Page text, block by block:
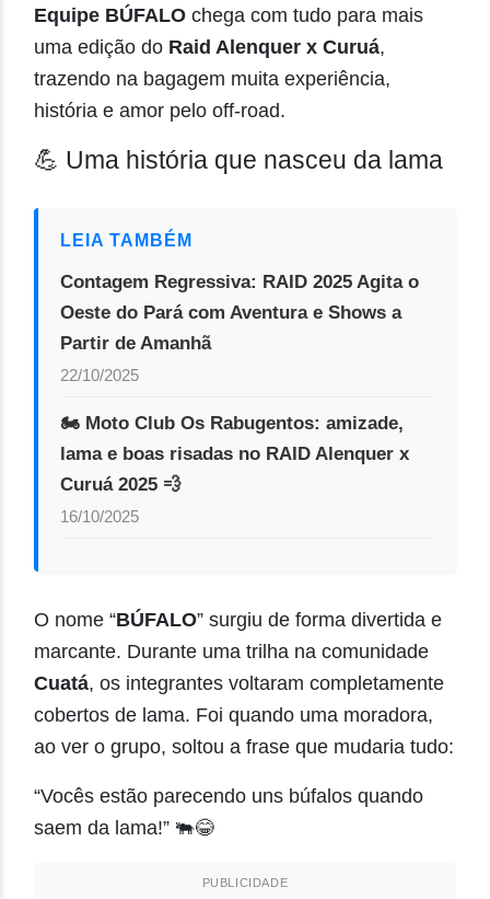
Equipe BÚFALO chega com tudo para mais
uma edição do Raid Alenquer x Curuá,
trazendo na bagagem muita experiência,
história e amor pelo off-road.
💪 Uma história que nasceu da lama
LEIA TAMBÉM
Contagem Regressiva: RAID 2025 Agita o
Oeste do Pará com Aventura e Shows a
Partir de Amanhã
22/10/2025
🏍️ Moto Club Os Rabugentos: amizade,
lama e boas risadas no RAID Alenquer x
Curuá 2025 💨
16/10/2025
O nome “BÚFALO” surgiu de forma divertida e
marcante. Durante uma trilha na comunidade
Cuatá, os integrantes voltaram completamente
cobertos de lama. Foi quando uma moradora,
ao ver o grupo, soltou a frase que mudaria tudo:
“Vocês estão parecendo uns búfalos quando
saem da lama!” 🐃😂
PUBLICIDADE